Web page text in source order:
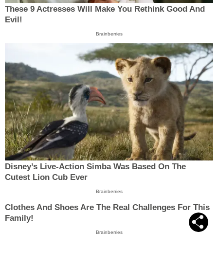
These 9 Actresses Will Make You Rethink Good And
Evil!
Brainberries
Disney’s Live-Action Simba Was Based On The
Cutest Lion Cub Ever
Brainberries
Clothes And Shoes Are The Real Challenges For This
Family!
Brainberries